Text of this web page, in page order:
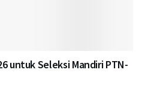
untuk Seleksi Mandiri PTN-